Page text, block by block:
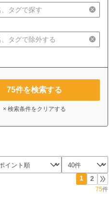
75件を検索する
× 検索条件をクリアする
1 2
75件